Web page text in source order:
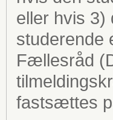
eller hvis
studerende
Fællesråd
fastsættes